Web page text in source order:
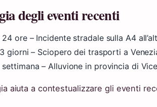
degli eventi recenti
24 ore– Incidente stradale sulla A4
giorni – Sciopero dei trasporti a
– Alluvione in provincia di
aiuta a contestualizzare gli eventi